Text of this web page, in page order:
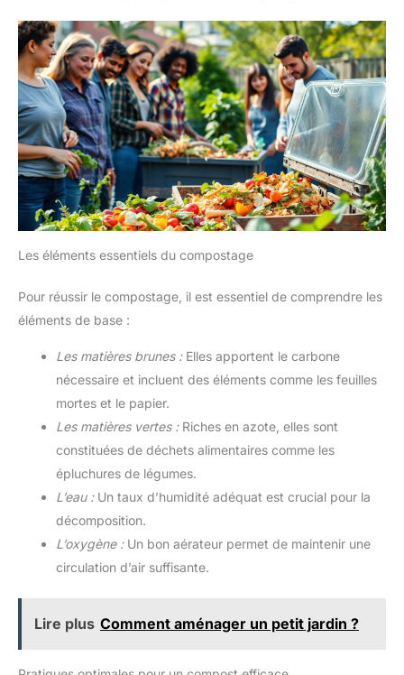
Les éléments essentiels du compostage
Pour réussir le compostage, il est essentiel de comprendre les
éléments de base :
Les matières brunes :Elles apportent le carbone
nécessaire et incluent des éléments comme les feuilles
mortes et le papier.
Les matières vertes :Riches en azote, elles sont
constituées de déchets alimentaires comme les
épluchures de légumes.
L’eau :Un taux d’humidité adéquat est crucial pour la
décomposition.
L’oxygène :Un bon aérateur permet de maintenir une
circulation d’air suffisante.
Lire plus Comment aménager un petit jardin ?